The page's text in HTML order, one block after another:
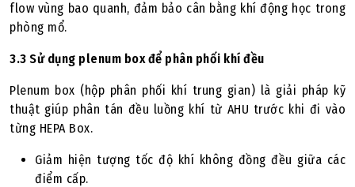
flow vùng bao quanh, đảm bảo cân bằng khí động học trong
phòng mổ.
3.3 Sử dụng plenum box để phân phối khí đều
Plenum box (hộp phân phối khí trung gian) là giải pháp kỹ
thuật giúp phân tán đều luồng khí từ AHU trước khi đi vào
từng HEPA Box.
Giảm hiện tượng tốc độ khí không đồng đều giữa các
điểm cấp.